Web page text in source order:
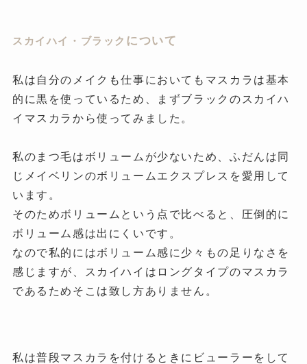
スカイハイ・ブラック について
私は自分のメイクも仕事においてもマスカラは基本
的に黒を使っているため、まずブラックのスカイハ
イマスカラから使ってみました。
私のまつ毛はボリュームが少ないため、ふだんは同
じメイベリンのボリュームエクスプレスを愛用して
います。
そのためボリュームという点で比べると、圧倒的に
ボリューム感は出にくいです。
なので私的にはボリューム感に少々もの足りなさを
感じますが、スカイハイはロングタイプのマスカラ
であるためそこは致し方ありません。
私 は普段マスカラを付けるときにビューラーをして